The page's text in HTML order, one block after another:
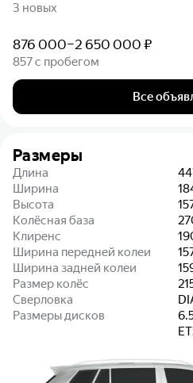
3 новых
876 000–2 650 000 ₽
857 с пробегом
Все
Размеры
Длина
Ширина
Высота
Колёсная база
Клиренс
Ширина передней колеи
Ширина задней колеи
Размер колёс
Сверловка
Размеры дисков